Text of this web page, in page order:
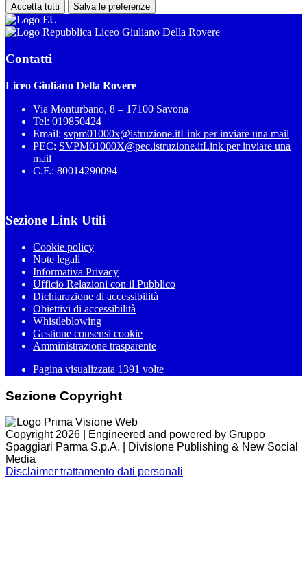
Accetta tutti Salva le preferenze
Liceo Giuliano Della Rovere
Contatti
Liceo Giuliano Della Rovere
Via Monturbano, 8 – 17100 Savona
Tel: 019850424
Email: svpm01000x@istruzione.itLink per inviare una mail
PEC: SVPM01000X@pec.istruzione.itLink per inviare una
mail
C.F.: 80014290094
Sezione Link Utili
Cookie policy
Note legali
Informativa Privacy
Ufficio Relazioni con il Pubblico
Dichiarazione di accessibilità
Obiettivi di accessibilità
Whistleblowing
Gestione consensi cookie
Amministrazione trasparente
Pagina visualizzata 1391 volte
Sezione Copyright
Copyright 2026 | Engineered and powered by Gruppo
Spaggiari Parma S.p.A. | Divisione Publishing & New Social
Media
Disclaimer trattamento dati personali